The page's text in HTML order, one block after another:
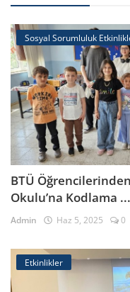
Sosyal Sorumluluk
BTÜ
Okulu’na Kodlama ...
Admin Haz 5, 2025 0
Etkinlikler